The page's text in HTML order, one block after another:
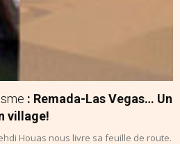
: Remada-Las Vegas… Un
village!
Houas nous livre sa feuille de route.